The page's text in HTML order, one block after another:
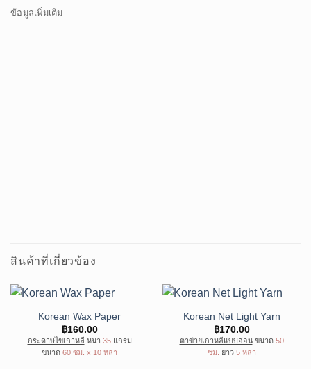
ข้อมูลเพิ่มเติม
สินค้าที่เกี่ยวข้อง
Korean Wax Paper
฿160.00
กระดาษไขเกาหลี หนา 35แกรม
ขนาด 60 ซม. x 10 หลา
Korean Net Light Yarn
฿170.00
ตาข่ายเกาหลีแบบอ่อนขนาด 50
ซม.
ยาว 5 หลา